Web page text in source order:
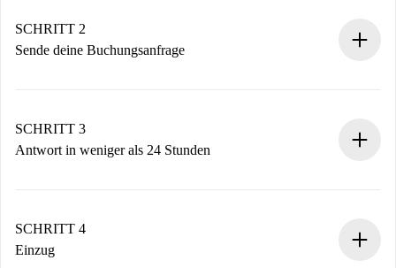
Du erhältst alle notwendigen Informationen im Voraus.
SCHRITT 2
Sende deine Buchungsanfrage
Denk daran, dass wir dich erst belasten, wenn der
Vermieter zustimmt.
SCHRITT 3
Antwort in weniger als 24 Stunden
stellen den Kontakt her.
Wenn der Vermieter ablehnen muss, entstehen keine
SCHRITT 4
Einzug